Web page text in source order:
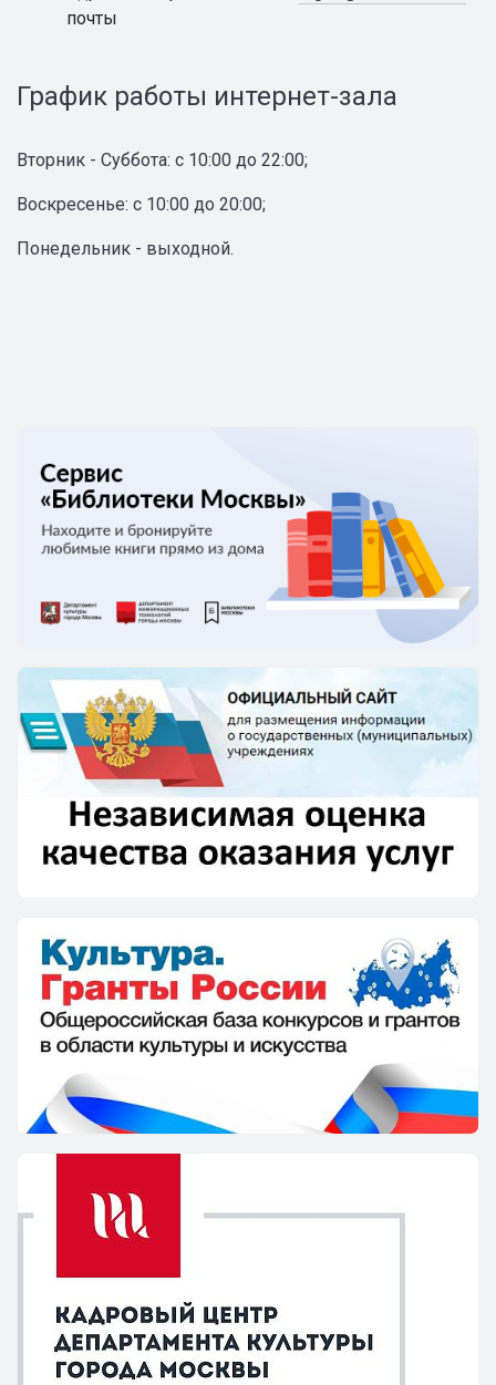
почты
График работы интернет-зала
Вторник - Суббота: с 10:00 до 22:00;
Воскресенье: с 10:00 до 20:00;
Понедельник - выходной.